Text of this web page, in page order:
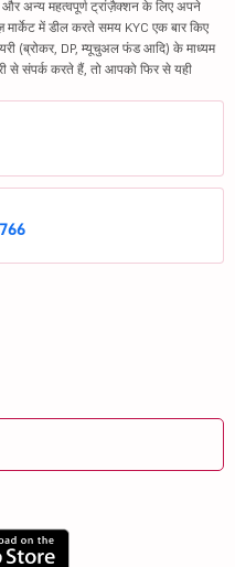
अन्य महत्वपूर्ण ट्रांज़ैक्शन के लिए अपने
मार्केट में डील करते समय KYC एक बार किए
(ब्रोकर, DP, म्यूचुअल फंड आदि) के माध्यम
से संपर्क करते हैं, तो आपको फिर से यही